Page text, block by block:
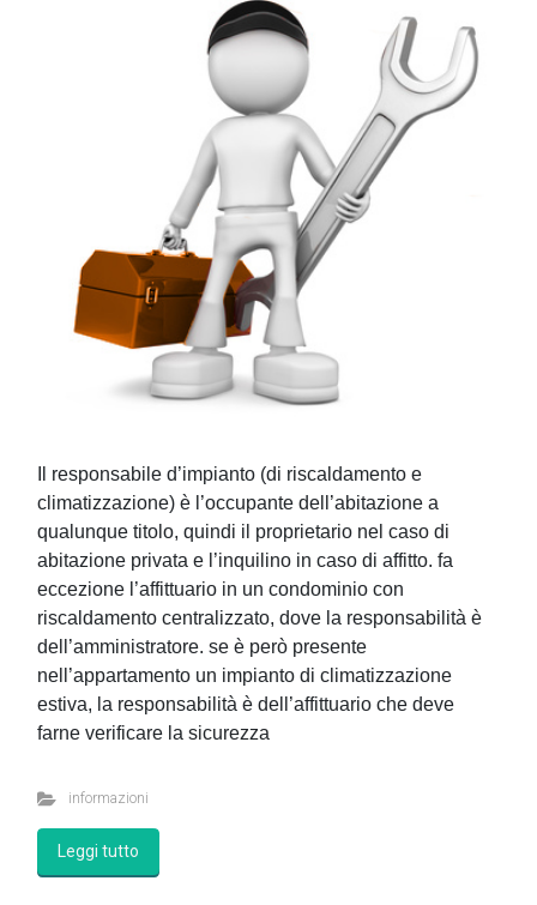
Il responsabile d’impianto (di riscaldamento e
climatizzazione) è l’occupante dell’abitazione a
qualunque titolo, quindi il proprietario nel caso di
abitazione privata e l’inquilino in caso di affitto. fa
eccezione l’affittuario in un condominio con
riscaldamento centralizzato, dove la responsabilità è
dell’amministratore. se è però presente
nell’appartamento un impianto di climatizzazione
estiva, la responsabilità è dell’affittuario che deve
farne verificare la sicurezza
informazioni
Leggi tutto